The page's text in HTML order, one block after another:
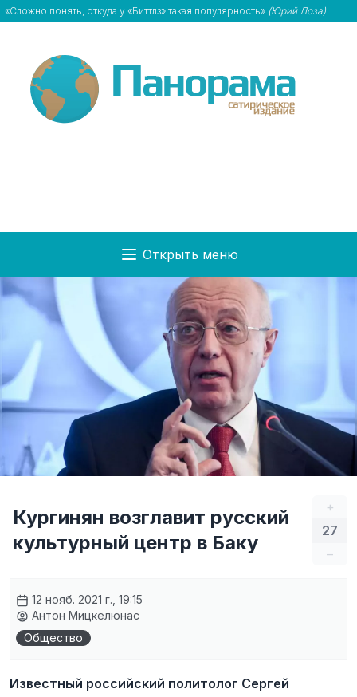
«Сложно понять, откуда у «Биттлз» такая популярность» (Юрий Лоза)
Открыть меню
+
27
–
Кургинян возглавит русский
культурный центр в Баку
12 нояб. 2021 г., 19:15
Антон Мицкелюнас
Общество
Известный российский политолог Сергей